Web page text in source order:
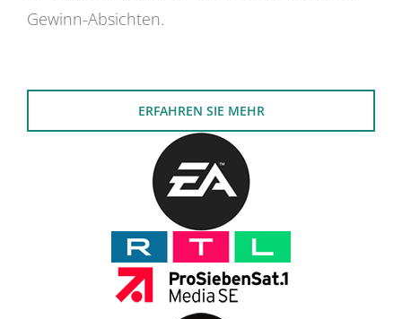
Gewinn-Absichten.
ERFAHREN SIE MEHR